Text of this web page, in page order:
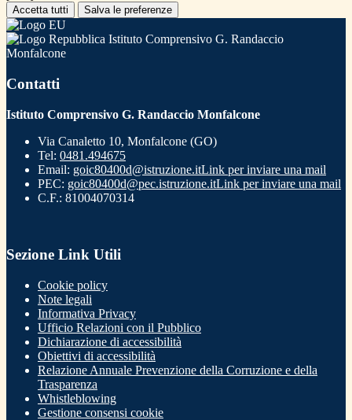
Accetta tutti Salva le preferenze
Istituto Comprensivo G. Randaccio
Monfalcone
Contatti
Istituto Comprensivo G. Randaccio Monfalcone
Via Canaletto 10, Monfalcone (GO)
Tel: 0481.494675
Email: goic80400d@istruzione.itLink per inviare una mail
PEC: goic80400d@pec.istruzione.itLink per inviare una mail
C.F.: 81004070314
Sezione Link Utili
Cookie policy
Note legali
Informativa Privacy
Ufficio Relazioni con il Pubblico
Dichiarazione di accessibilità
Obiettivi di accessibilità
Relazione Annuale Prevenzione della Corruzione e della
Trasparenza
Whistleblowing
Gestione consensi cookie